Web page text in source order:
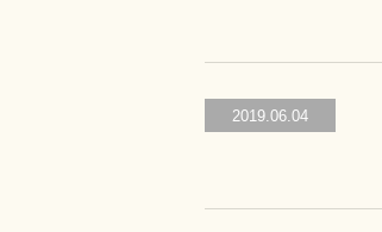
2019.06.04